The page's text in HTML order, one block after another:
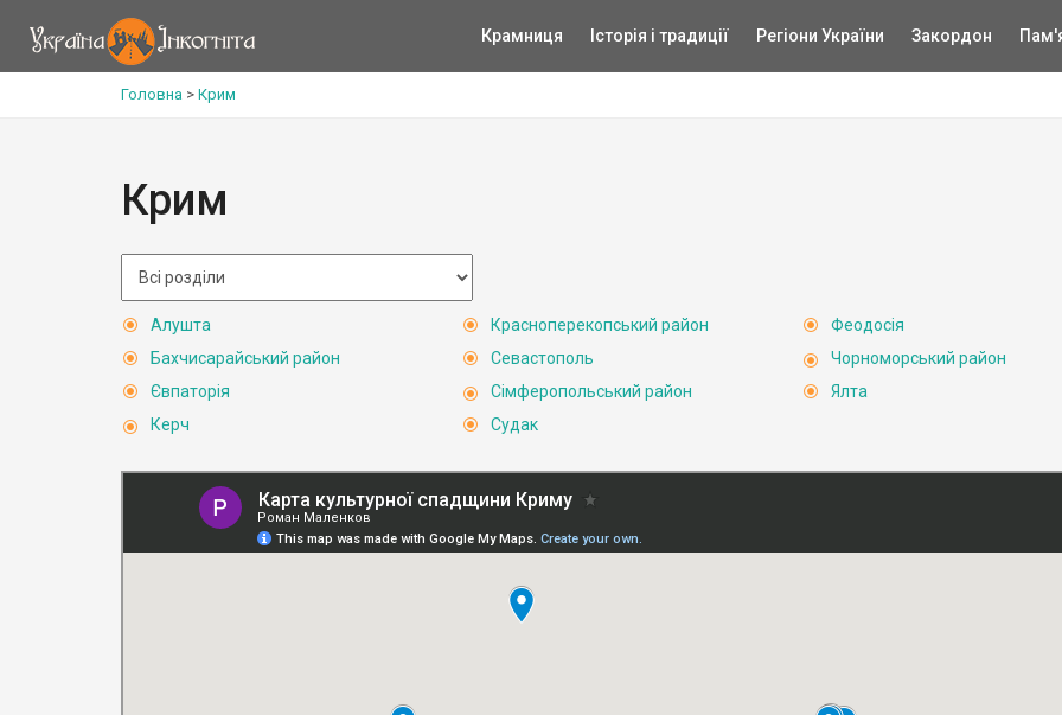
Крамниця Історія і традиції Регіони України Закордон
Головна > Крим
Крим
Алушта
Бахчисарайський район
Євпаторія
Керч
Красноперекопський район
Севастополь
Сімферопольський район
Судак
Феодосія
Чорноморський район
Ялта